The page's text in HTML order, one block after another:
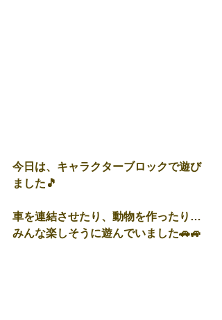
今日は、キャラクターブロックで遊び
ました🎵
車を連結させたり、動物を作ったり…
みんな楽しそうに遊んでいました🚗🚙